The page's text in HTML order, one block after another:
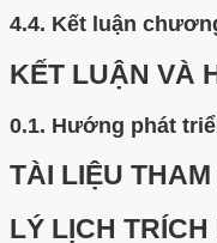
4.4. Kết luận
KẾT LUẬN VÀ
0.1. Hướng phát
TÀI LIỆU
LÝ LỊCH